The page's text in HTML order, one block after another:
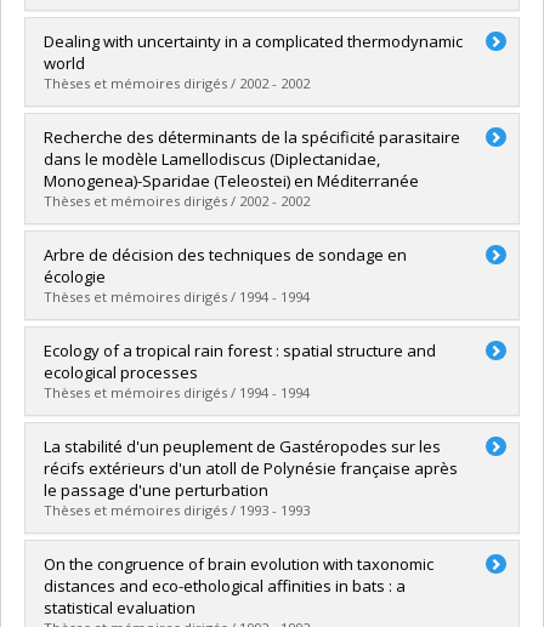
Diplômé(e) :Durand, Sébastien
Cycle :
Diplôme obtenu :M. Sc.
Lien vers le document dans Papyrus
Dealing with uncertainty in a complicated thermodynamic
world
Thèses et mémoires dirigés / 2002 - 2002
Diplômé(e) :Choi, Jae S.
Cycle :Doctorat
Diplôme obtenu :Ph. D.
Lien vers le document dans Papyrus
Recherche des déterminants de la spécificité parasitaire
dans le modèle Lamellodiscus (Diplectanidae,
Monogenea)-Sparidae (Teleostei) en Méditerranée
Thèses et mémoires dirigés / 2002 - 2002
Diplômé(e) :Desdevises, Yves
Cycle :Doctorat
Diplôme obtenu :Ph. D.
Lien vers le document dans Papyrus
Arbre de décision des techniques de sondage en
écologie
Thèses et mémoires dirigés / 1994 - 1994
Diplômé(e) :Lavoie, Gilles
Cycle :Maîtrise
Diplôme obtenu :M. Sc.
Lien vers le document dans Papyrus
Ecology of a tropical rain forest : spatial structure and
ecological processes
Thèses et mémoires dirigés / 1994 - 1994
Diplômé(e) :He, Fangliang
Cycle :Doctorat
Diplôme obtenu :Ph. D.
Lien vers le document dans Papyrus
La stabilité d'un peuplement de Gastéropodes sur les
récifs extérieurs d'un atoll de Polynésie française après
le passage d'une perturbation
Thèses et mémoires dirigés / 1993 - 1993
Diplômé(e) :Lanctôt, Jean-Luc
Cycle :Maîtrise
Diplôme obtenu :M. Sc.
On the congruence of brain evolution with taxonomic
distances and eco-ethological affinities in bats : a
statistical evaluation